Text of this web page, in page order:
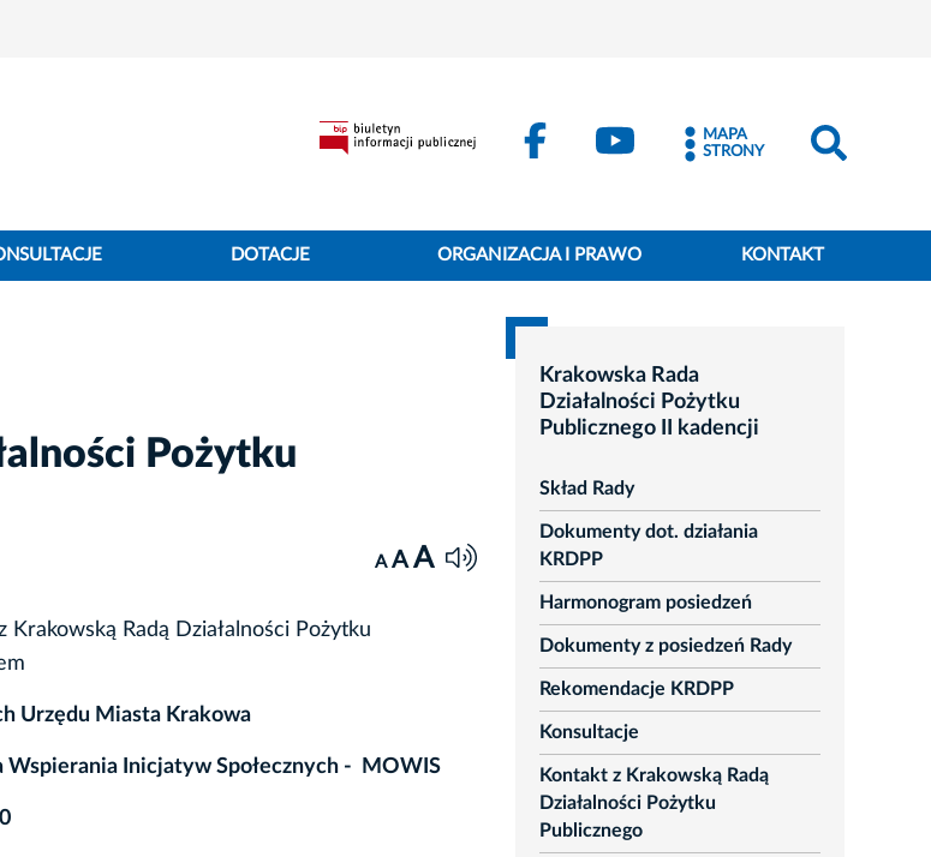
MAPA
STRONY
DOTACJE ORGANIZACJA I PRAWO KONTAKT
Pożytku
A A A
Krakowską Radą Działalności Pożytku
Urzędu Miasta Krakowa
Inicjatyw Społecznych - MOWIS
Krakowska Rada
Działalności Pożytku
Publicznego II kadencji
Skład Rady
Dokumenty dot. działania
KRDPP
Harmonogram posiedzeń
Dokumenty z posiedzeń Rady
Rekomendacje KRDPP
Konsultacje
Kontakt z Krakowską Radą
Działalności Pożytku
Publicznego